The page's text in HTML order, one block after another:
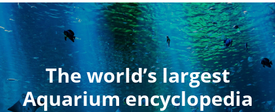
The world’s largest
Aquarium encyclopedia